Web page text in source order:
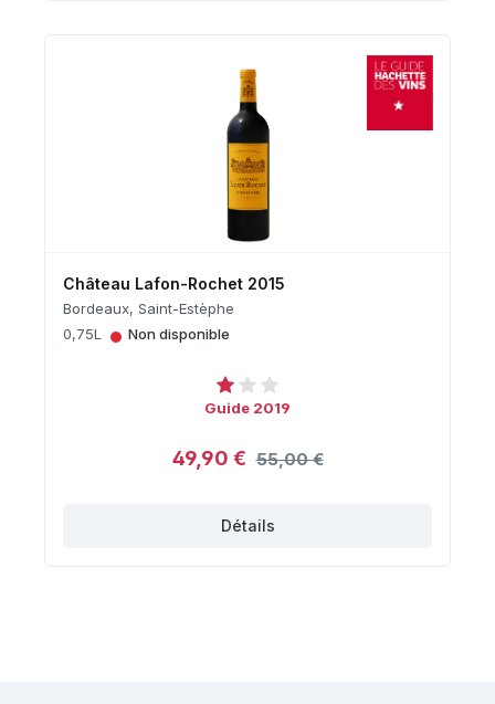
Château Lafon-Rochet 2015
Bordeaux, Saint-Estèphe
0,75L
• Non disponible
Guide 2019
49,90 € 55,00 €
Détails